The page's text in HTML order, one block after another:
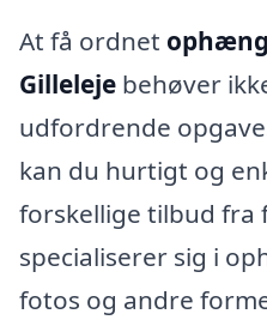
At få ordnet
Gilleleje behøver
udfordrende
kan du hurtigt og
forskellige tilbud fra
specialiserer sig i
fotos og andre